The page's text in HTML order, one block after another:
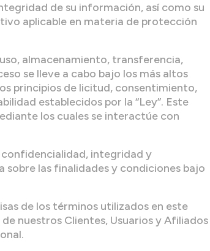
de su información, así como su
aplicable en materia de protección
almacenamiento, transferencia,
se lleve a cabo bajo los más altos
principios de licitud, consentimiento,
establecidos por la “Ley”. Este
los cuales se interactúe con
confidencialidad, integridad y
sobre las finalidades y condiciones bajo
de los términos utilizados en este
nuestros Clientes, Usuarios y Afiliados